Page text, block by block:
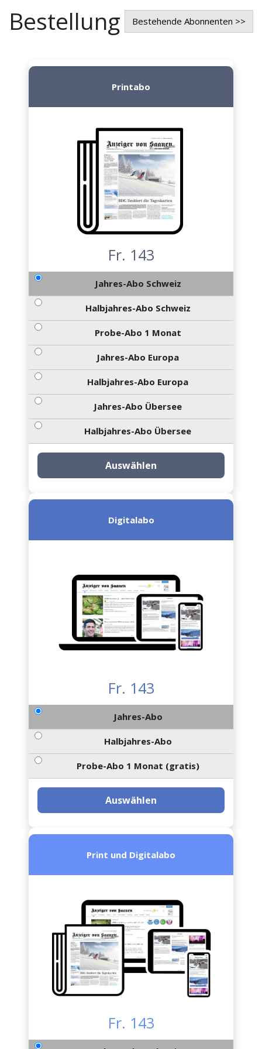
Bestellung Bestehende Abonnenten >>
Printabo
Fr. 143
Jahres-Abo Schweiz
Halbjahres-Abo Schweiz
Probe-Abo 1 Monat
Jahres-Abo Europa
Halbjahres-Abo Europa
Jahres-Abo Übersee
Halbjahres-Abo Übersee
Auswählen
Digitalabo
Fr. 143
Jahres-Abo
Halbjahres-Abo
Probe-Abo 1 Monat (gratis)
Auswählen
Print und Digitalabo
Fr. 143